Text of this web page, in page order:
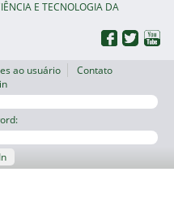
E TECNOLOGIA DA
ao usuário
Contato